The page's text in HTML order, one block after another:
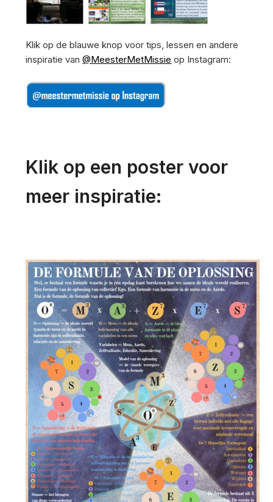
Klik op de blauwe knop voor tips, lessen en andere
inspiratie van@MeesterMetMissie op Instagram:
Klik op een poster voor
meer inspiratie: